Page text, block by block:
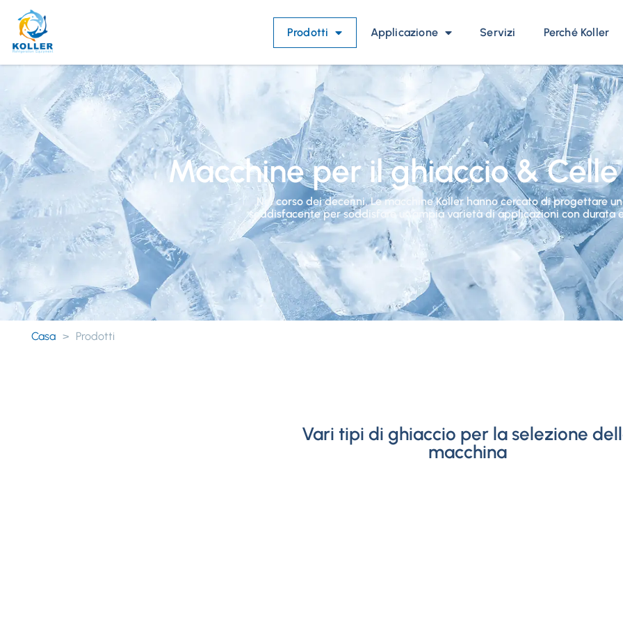
Prodotti Applicazione Servizi Perché Koller
Macchine per il ghiaccio &
Nel corso dei decenni, Le macchine Koller hanno cercato di progettare
soddisfacente per soddisfare un'ampia varietà di applicazioni con durata
Casa > Prodotti
Vari tipi di ghiaccio per la selezione
macchina